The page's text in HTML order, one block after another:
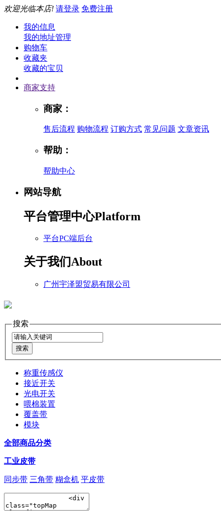
欢迎光临本店! 请登录 免费注册
我的信息
我的地址管理
购物车
收藏夹
收藏的宝贝
商家支持
商家：
售后流程 购物流程 订购方式 常见问题 文章资讯
帮助：
帮助中心
网站导航
平台管理中心Platform
平台PC端后台
关于我们About
广州宇泽盟贸易有限公司
搜索
称重传感仪
接近开关
光电开关
喂棉装置
覆盖带
模块
全部商品分类
工业皮带
同步带 三角带 糊盒机 平皮带